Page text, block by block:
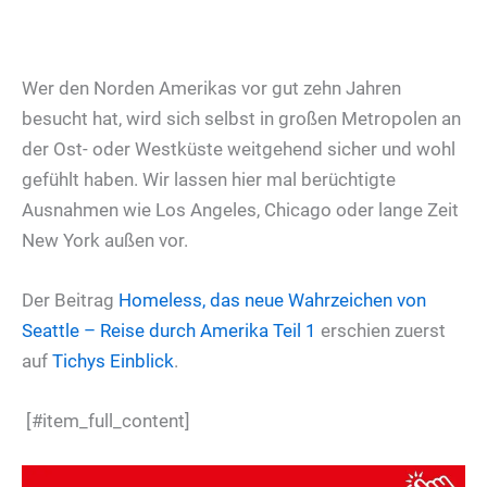
Wer den Norden Amerikas vor gut zehn Jahren
besucht hat, wird sich selbst in großen Metropolen an
der Ost- oder Westküste weitgehend sicher und wohl
gefühlt haben. Wir lassen hier mal berüchtigte
Ausnahmen wie Los Angeles, Chicago oder lange Zeit
New York außen vor.
Der Beitrag Homeless, das neue Wahrzeichen von
Seattle – Reise durch Amerika Teil 1 erschien zuerst
auf Tichys Einblick.
[#item_full_content]